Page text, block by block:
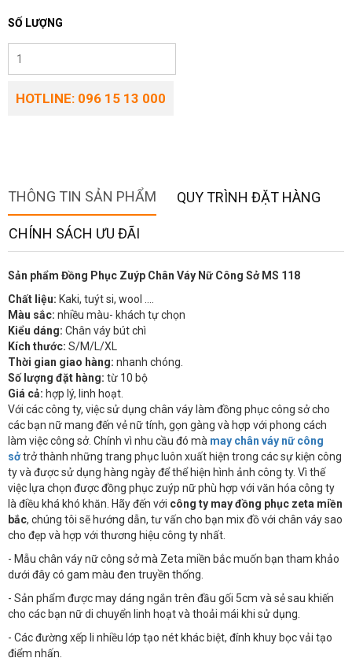
SỐ LƯỢNG
HOTLINE: 096 15 13 000
THÔNG TIN SẢN PHẨM QUY TRÌNH ĐẶT HÀNG
CHÍNH SÁCH ƯU ĐÃI
Sản phẩm Đồng Phục Zuýp Chân Váy Nữ Công Sở MS 118
Chất liệu: Kaki, tuýt si, wool ….
Màu sắc: nhiều màu- khách tự chọn
Kiểu dáng: Chân váy bút chì
Kích thước: S/M/L/XL
Thời gian giao hàng: nhanh chóng.
Số lượng đặt hàng: từ 10 bộ
Giá cả: hợp lý, linh hoạt.
Với các công ty, việc sử dụng chân váy làm đồng phục công sở cho
các bạn nữ mang đến vẻ nữ tính, gọn gàng và hợp với phong cách
làm việc công sở. Chính vì nhu cầu đó mà may chân váy nữ công
sởtrở thành những trang phục luôn xuất hiện trong các sự kiện công
ty và được sử dụng hàng ngày để thể hiện hình ảnh công ty. Vì thế
việc lựa chọn được đồng phục zuýp nữ phù hợp với văn hóa công ty
là điều khá khó khăn. Hãy đến với công ty may đồng phục zeta miền
bắc, chúng tôi sẽ hướng dẫn, tư vấn cho bạn mix đồ với chân váy sao
cho đẹp và hợp với thương hiệu công ty nhất.
- Mẫu chân váy nữ công sở mà Zeta miền bắc muốn bạn tham khảo
dưới đây có gam màu đen truyền thống.
- Sản phẩm được may dáng ngắn trên đầu gối 5cm và sẻ sau khiến
cho các bạn nữ di chuyển linh hoạt và thoải mái khi sử dụng.
- Các đường xếp li nhiều lớp tạo nét khác biệt, đính khuy bọc vải tạo
điểm nhấn.